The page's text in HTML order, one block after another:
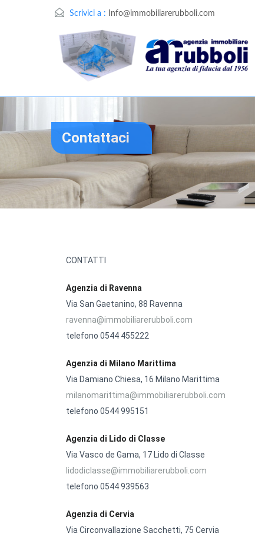
Scrivici a : Info@immobiliarerubboli.com
Contattaci
CONTATTI
Agenzia di Ravenna
Via San Gaetanino, 88 Ravenna
ravenna@immobiliarerubboli.com
telefono 0544 455222
Agenzia di Milano Marittima
Via Damiano Chiesa, 16 Milano Marittima
milanomarittima@immobiliarerubboli.com
telefono 0544 995151
Agenzia di Lido di Classe
Via Vasco de Gama, 17 Lido di Classe
lidodiclasse@immobiliarerubboli.com
telefono 0544 939563
Agenzia di Cervia
Via Circonvallazione Sacchetti, 75 Cervia